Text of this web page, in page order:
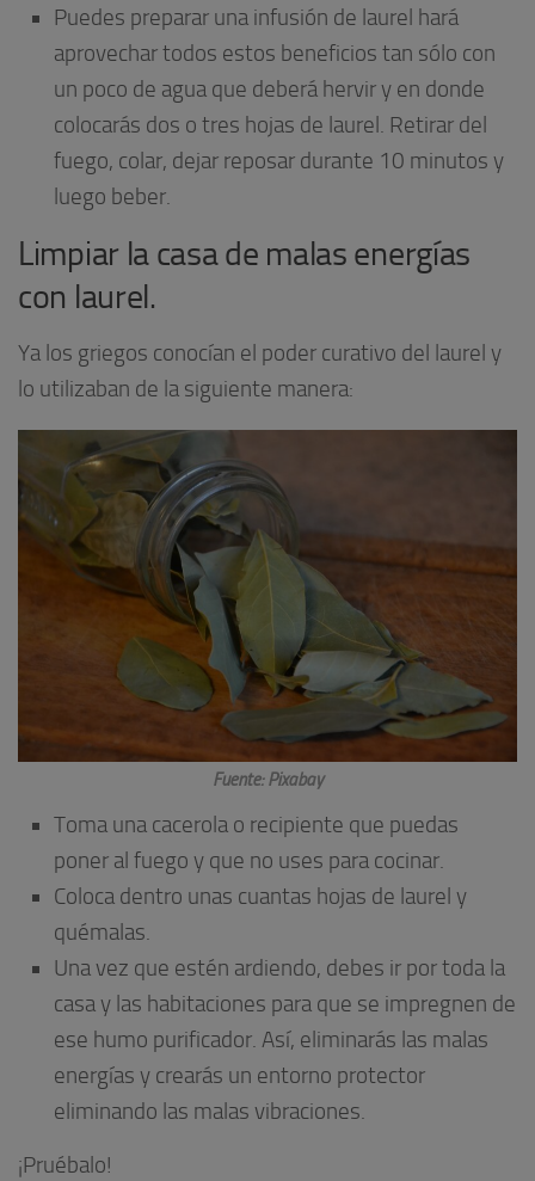
Puedes preparar una infusión de laurel hará
aprovechar todos estos beneficios tan sólo con
un poco de agua que deberá hervir y en donde
colocarás dos o tres hojas de laurel. Retirar del
fuego, colar, dejar reposar durante 10 minutos y
luego beber.
Limpiar la casa de malas energías
con laurel.
Ya los griegos conocían el poder curativo del laurel y
lo utilizaban de la siguiente manera:
Fuente: Pixabay
Toma una cacerola o recipiente que puedas
poner al fuego y que no uses para cocinar.
Coloca dentro unas cuantas hojas de laurel y
quémalas.
Una vez que estén ardiendo, debes ir por toda la
casa y las habitaciones para que se impregnen de
ese humo purificador. Así, eliminarás las malas
energías y crearás un entorno protector
eliminando las malas vibraciones.
¡Pruébalo!